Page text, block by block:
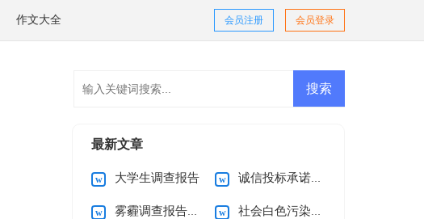
作文大全 会员登录
会员注册
最新文章
大学生调查报告 诚信投标承诺书范文
雾霾调查报告15篇 社会白色污染调查报告